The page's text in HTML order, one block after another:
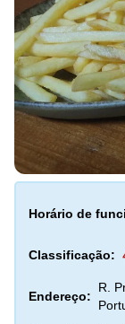
Horário de
Classificação:
Endereço:
R.